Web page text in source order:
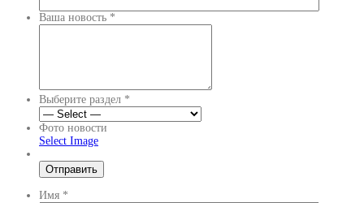
Ваша новость *
Выберите раздел *
Фото новости
Select Image
Имя *